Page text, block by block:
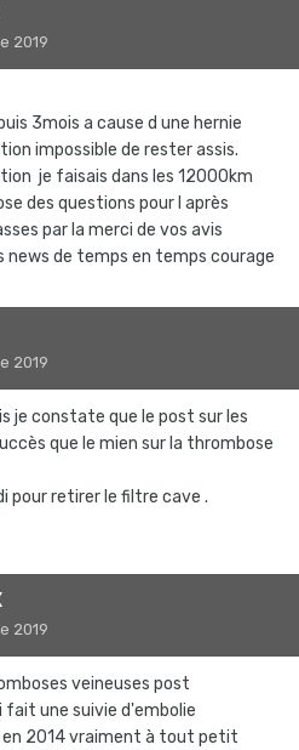
2019
3mois a cause d une hernie
impossible de rester assis.
je faisais dans les 12000km
des questions pour l après
par la merci de vos avis
news de temps en temps courage
2019
je constate que le post sur les
que le mien sur la thrombose
pour retirer le filtre cave .
2019
veineuses post
fait une suivie d'embolie
en 2014 vraiment à tout petit